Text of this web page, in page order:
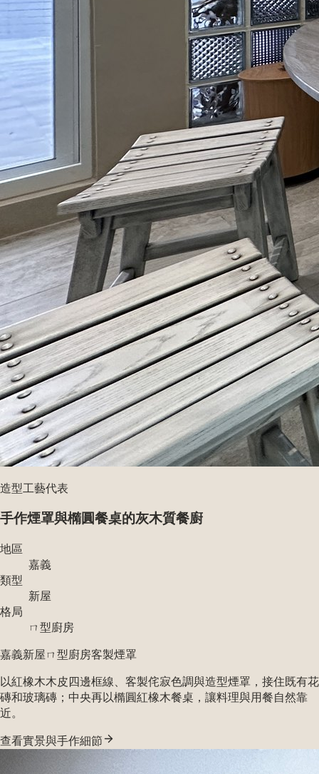
造型工藝代表
手作煙罩與橢圓餐桌的灰木質餐廚
地區
嘉義
類型
新屋
格局
ㄇ型廚房
嘉義新屋ㄇ型廚房客製煙罩
以紅橡木木皮四邊框線、客製侘寂色調與造型煙罩，接住既有花
磚和玻璃磚；中央再以橢圓紅橡木餐桌，讓料理與用餐自然靠
近。
查看實景與手作細節